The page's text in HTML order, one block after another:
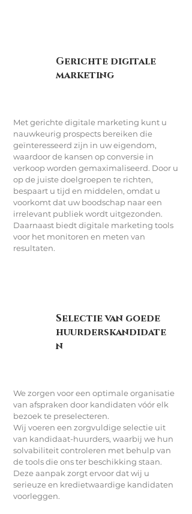
Gerichte digitale
marketing
Met gerichte digitale marketing kunt u
nauwkeurig prospects bereiken die
geïnteresseerd zijn in uw eigendom,
waardoor de kansen op conversie in
verkoop worden gemaximaliseerd. Door u
op de juiste doelgroepen te richten,
bespaart u tijd en middelen, omdat u
voorkomt dat uw boodschap naar een
irrelevant publiek wordt uitgezonden.
Daarnaast biedt digitale marketing tools
voor het monitoren en meten van
resultaten.
Selectie van goede
huurderskandidate
n
We zorgen voor een optimale organisatie
van afspraken door kandidaten vóór elk
bezoek te preselecteren.
Wij voeren een zorgvuldige selectie uit
van kandidaat-huurders, waarbij we hun
solvabiliteit controleren met behulp van
de tools die ons ter beschikking staan.
Deze aanpak zorgt ervoor dat wij u
serieuze en kredietwaardige kandidaten
voorleggen.